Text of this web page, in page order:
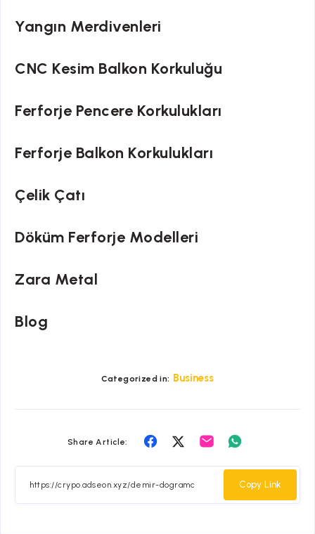
Yangın Merdivenleri
CNC Kesim Balkon Korkuluğu
Ferforje Pencere Korkulukları
Ferforje Balkon Korkulukları
Çelik Çatı
Döküm Ferforje Modelleri
Zara Metal
Blog
Categorized in: Business
Share Article:
Share
Facebook
Share
Twitter
Share
Whatsapp
Copy Link